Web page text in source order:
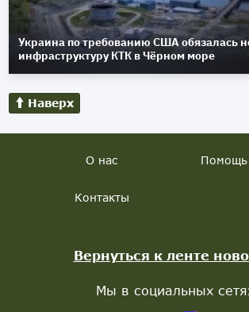
Украина по требованию США обязалась
инфраструктуру КТК в Чёрном море
Наверх
О нас Помощь
Контакты
Вернуться к ленте
Мы в социальных